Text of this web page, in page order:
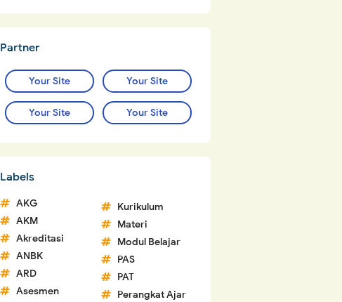
Partner
Your Site Your Site
Your Site Your Site
Labels
AKG
AKM
Akreditasi
ANBK
ARD
Asesmen
Kurikulum
Materi
Modul Belajar
PAS
PAT
Perangkat Ajar